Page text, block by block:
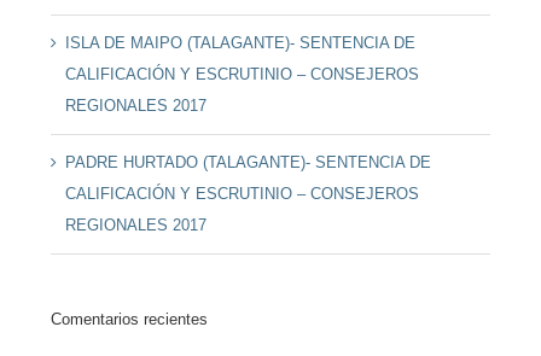
ISLA DE MAIPO (TALAGANTE)- SENTENCIA DE
CALIFICACIÓN Y ESCRUTINIO – CONSEJEROS
REGIONALES 2017
PADRE HURTADO (TALAGANTE)- SENTENCIA DE
CALIFICACIÓN Y ESCRUTINIO – CONSEJEROS
REGIONALES 2017
Comentarios recientes